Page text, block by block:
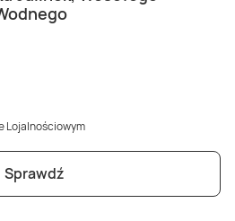
Lojalnościowym
Sprawdź